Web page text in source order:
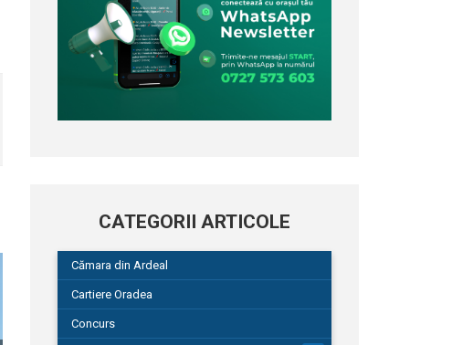
CATEGORII ARTICOLE
Cămara din Ardeal
Cartiere Oradea
Concurs